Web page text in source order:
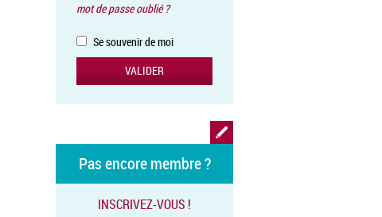
mot de passe oublié ?
Se souvenir de moi
Pas encore membre ?
INSCRIVEZ-VOUS !